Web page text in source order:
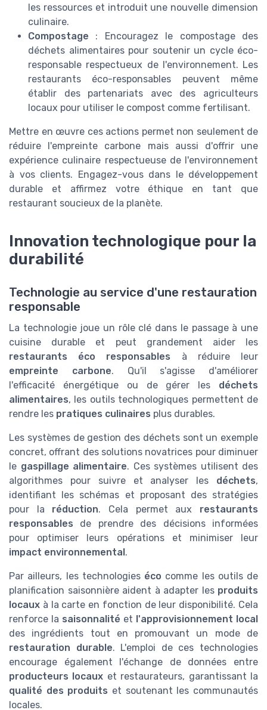
les ressources et introduit une nouvelle dimension
culinaire.
Compostage : Encouragez le compostage des
déchets alimentaires pour soutenir un cycle éco-
responsable respectueux de l'environnement. Les
restaurants éco-responsables peuvent même
établir des partenariats avec des agriculteurs
locaux pour utiliser le compost comme fertilisant.
Mettre en œuvre ces actions permet non seulement de
réduire l'empreinte carbone mais aussi d'offrir une
expérience culinaire respectueuse de l'environnement
à vos clients. Engagez-vous dans le développement
durable et affirmez votre éthique en tant que
restaurant soucieux de la planète.
Innovation technologique pour la
durabilité
Technologie au service d'une restauration
responsable
La technologie joue un rôle clé dans le passage à une
cuisine durable et peut grandement aider les
restaurants éco responsables à réduire leur
empreinte carbone. Qu'il s'agisse d'améliorer
l'efficacité énergétique ou de gérer les déchets
alimentaires, les outils technologiques permettent de
rendre les pratiques culinaires plus durables.
Les systèmes de gestion des déchets sont un exemple
concret, offrant des solutions novatrices pour diminuer
le gaspillage alimentaire. Ces systèmes utilisent des
algorithmes pour suivre et analyser les déchets,
identifiant les schémas et proposant des stratégies
pour la réduction. Cela permet aux restaurants
responsables de prendre des décisions informées
pour optimiser leurs opérations et minimiser leur
impact environnemental.
Par ailleurs, les technologies éco comme les outils de
planification saisonnière aident à adapter les produits
locaux à la carte en fonction de leur disponibilité. Cela
renforce la saisonnalité et l'approvisionnement local
des ingrédients tout en promouvant un mode de
restauration durable. L'emploi de ces technologies
encourage également l'échange de données entre
producteurs locaux et restaurateurs, garantissant la
qualité des produits et soutenant les communautés
locales.